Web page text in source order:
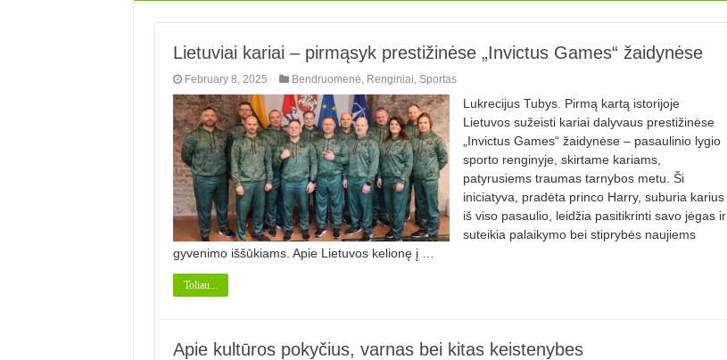
Lietuviai kariai – pirmąsyk prestižinėse „Invictus Games“ žaidynėse
February 8, 2025 Bendruomenė Renginiai Sportas
Lukrecijus Tubys. Pirmą kartą istorijoje
Lietuvos sužeisti kariai dalyvaus prestižinėse
„Invictus Games“ žaidynėse – pasaulinio lygio
sporto renginyje, skirtame kariams,
patyrusiems traumas tarnybos metu. Ši
iniciatyva, pradėta princo Harry, suburia karius
iš viso pasaulio, leidžia pasitikrinti savo jėgas ir
suteikia palaikymo bei stiprybės naujiems
gyvenimo iššūkiams. Apie Lietuvos kelionę į …
Toliau...
Apie kultūros pokyčius, varnas bei kitas keistenybes